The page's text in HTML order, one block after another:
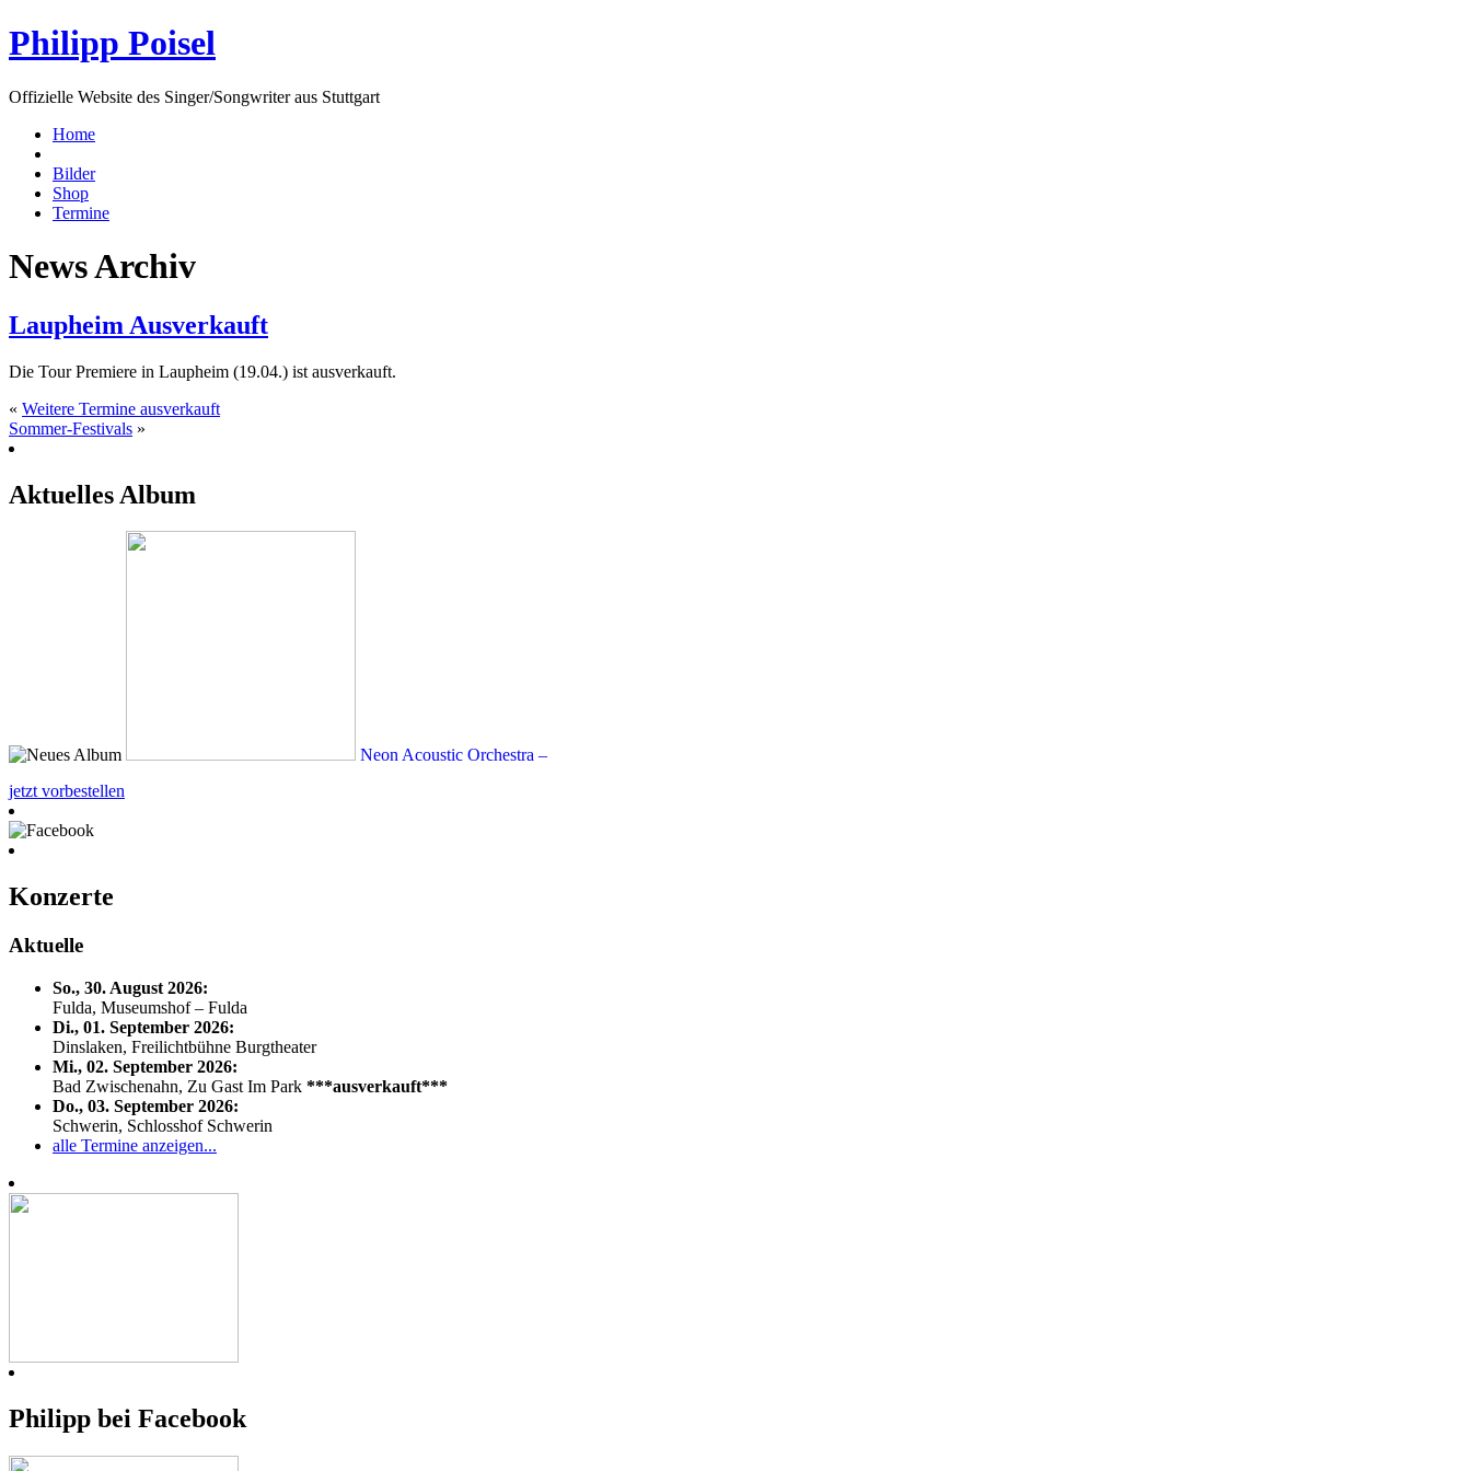
Philipp Poisel
Offizielle Website des Singer/Songwriter aus Stuttgart
Home
Bilder
Shop
Termine
News Archiv
Laupheim Ausverkauft
Die Tour Premiere in Laupheim (19.04.) ist ausverkauft.
« Weitere Termine ausverkauft
Sommer-Festivals »
Aktuelles Album
Neon Acoustic Orchestra –
jetzt vorbestellen
Konzerte
Aktuelle
So., 30. August 2026:
Fulda, Museumshof – Fulda
Di., 01. September 2026:
Dinslaken, Freilichtbühne Burgtheater
Mi., 02. September 2026:
Bad Zwischenahn, Zu Gast Im Park ***ausverkauft***
Do., 03. September 2026:
Schwerin, Schlosshof Schwerin
alle Termine anzeigen...
Philipp bei Facebook